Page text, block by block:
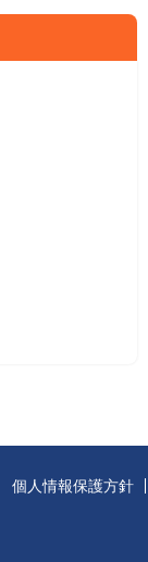
個人情報保護方針